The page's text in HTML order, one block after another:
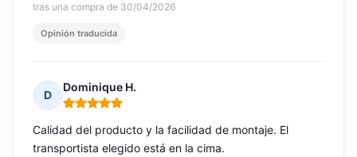
tras una compra de 30/04/2026
Opinión traducida
D
Dominique H.
Nota: 5 de 5
Calidad del producto y la facilidad de montaje. El
transportista elegido está en la cima.